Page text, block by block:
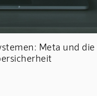
Meta und die